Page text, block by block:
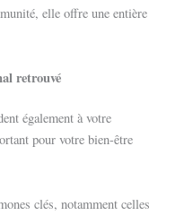
elle offre une entière
retrouvé
également à votre
pour votre bien-être
clés, notamment celles